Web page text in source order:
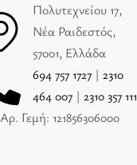
Πολυτεχνείου 17,
Νέα Ραιδεστός,
57001, Ελλάδα
694 757 1727| 2310
464 007 | 2310 357 111
Αρ. Γεμή: 121856306000